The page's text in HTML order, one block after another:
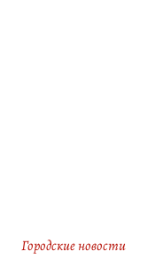
Городские новости